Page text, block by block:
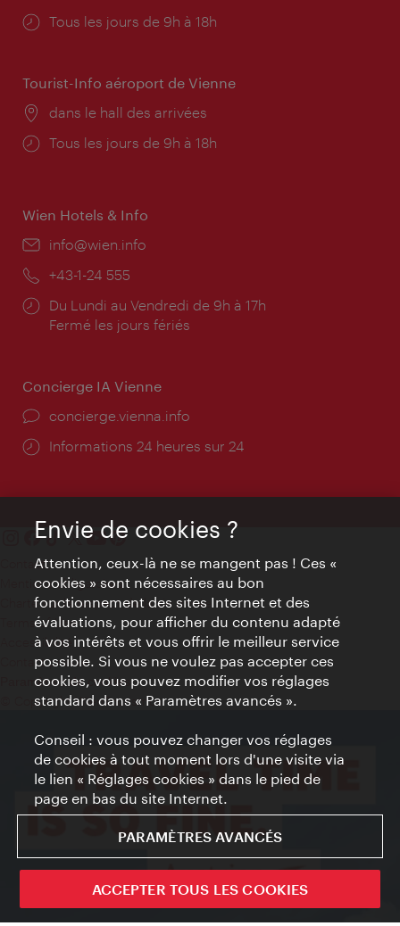
Horaires
Tous les jours de 9h à 18h
Tourist-Info aéroport de Vienne
Lieu:
dans le hall des arrivées
Horaires
Tous les jours de 9h à 18h
Wien Hotels & Info
E-
info@wien.info
Téléphone:
+43-1-24 555
Horaires
d'ouverture:
Du Lundi au Vendredi de 9h à 17h
Fermé les jours fériés
Concierge IA Vienne
Ort:
concierge.vienna.info
Öffnungszeiten:
Informations 24 heures sur 24
Contact
Mentions obligatoires
Charte sur le respect de la vie privée
Terms of Use
Accessibilité
Contact presse
Paramètres de cookies
© Copyright WienTourismus
Envie de cookies ?
Attention, ceux-là ne se mangent pas ! Ces «
cookies » sont nécessaires au bon
fonctionnement des sites Internet et des
évaluations, pour afficher du contenu adapté
à vos intérêts et vous offrir le meilleur service
possible. Si vous ne voulez pas accepter ces
cookies, vous pouvez modifier vos réglages
standard dans « Paramètres avancés ».
Conseil : vous pouvez changer vos réglages
de cookies à tout moment lors d'une visite via
le lien « Réglages cookies » dans le pied de
page en bas du site Internet.
PARAMÈTRES AVANCÉS
ACCEPTER TOUS LES COOKIES